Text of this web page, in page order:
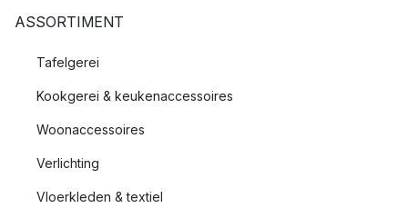
ASSORTIMENT
Tafelgerei
Kookgerei & keukenaccessoires
Woonaccessoires
Verlichting
Vloerkleden & textiel